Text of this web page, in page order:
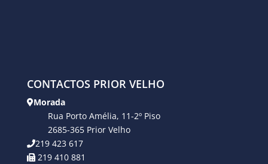
CONTACTOS PRIOR VELHO
Morada
Rua Porto Amélia, 11-2º Piso
2685-365 Prior Velho
219 423 617
219 410 881